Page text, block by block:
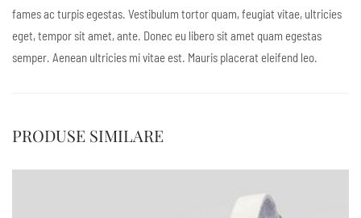
fames ac turpis egestas. Vestibulum tortor quam, feugiat vitae, ultricies
eget, tempor sit amet, ante. Donec eu libero sit amet quam egestas
semper. Aenean ultricies mi vitae est. Mauris placerat eleifend leo.
PRODUSE SIMILARE